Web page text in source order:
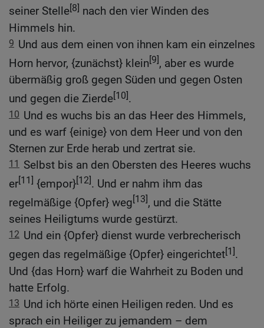
seiner Stelle[8] nach den vier Winden des
Himmels hin.
9 Und aus dem einen von ihnen kam ein einzelnes
Horn hervor, {zunächst} klein[9], aber es wurde
übermäßig groß gegen Süden und gegen Osten
und gegen die Zierde[10].
10 Und es wuchs bis an das Heer des Himmels,
und es warf {einige} von dem Heer und von den
Sternen zur Erde herab und zertrat sie.
11 Selbst bis an den Obersten des Heeres wuchs
er[11] {empor}[12]. Und er nahm ihm das
regelmäßige {Opfer} weg[13], und die Stätte
seines Heiligtums wurde gestürzt.
12 Und ein {Opfer} dienst wurde verbrecherisch
gegen das regelmäßige {Opfer} eingerichtet[1].
Und {das Horn} warf die Wahrheit zu Boden und
hatte Erfolg.
13 Und ich hörte einen Heiligen reden. Und es
sprach ein Heiliger zu jemandem – dem